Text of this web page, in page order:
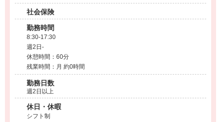
社会保険
勤務時間
8:30-17:30
週2日-
休憩時間：60分
残業時間：月 約0時間
勤務日数
週2日以上
休日・休暇
シフト制